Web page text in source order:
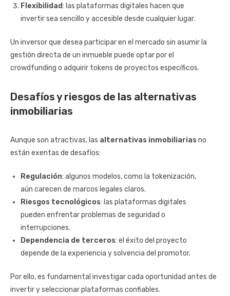
Flexibilidad: las plataformas digitales hacen que
invertir sea sencillo y accesible desde cualquier lugar.
Un inversor que desea participar en el mercado sin asumir la
gestión directa de un inmueble puede optar por el
crowdfunding o adquirir tokens de proyectos específicos.
Desafíos y riesgos de las alternativas
inmobiliarias
Aunque son atractivas, las alternativas inmobiliarias no
están exentas de desafíos:
Regulación: algunos modelos, como la tokenización,
aún carecen de marcos legales claros.
Riesgos tecnológicos: las plataformas digitales
pueden enfrentar problemas de seguridad o
interrupciones.
Dependencia de terceros: el éxito del proyecto
depende de la experiencia y solvencia del promotor.
Por ello, es fundamental investigar cada oportunidad antes de
invertir y seleccionar plataformas confiables.